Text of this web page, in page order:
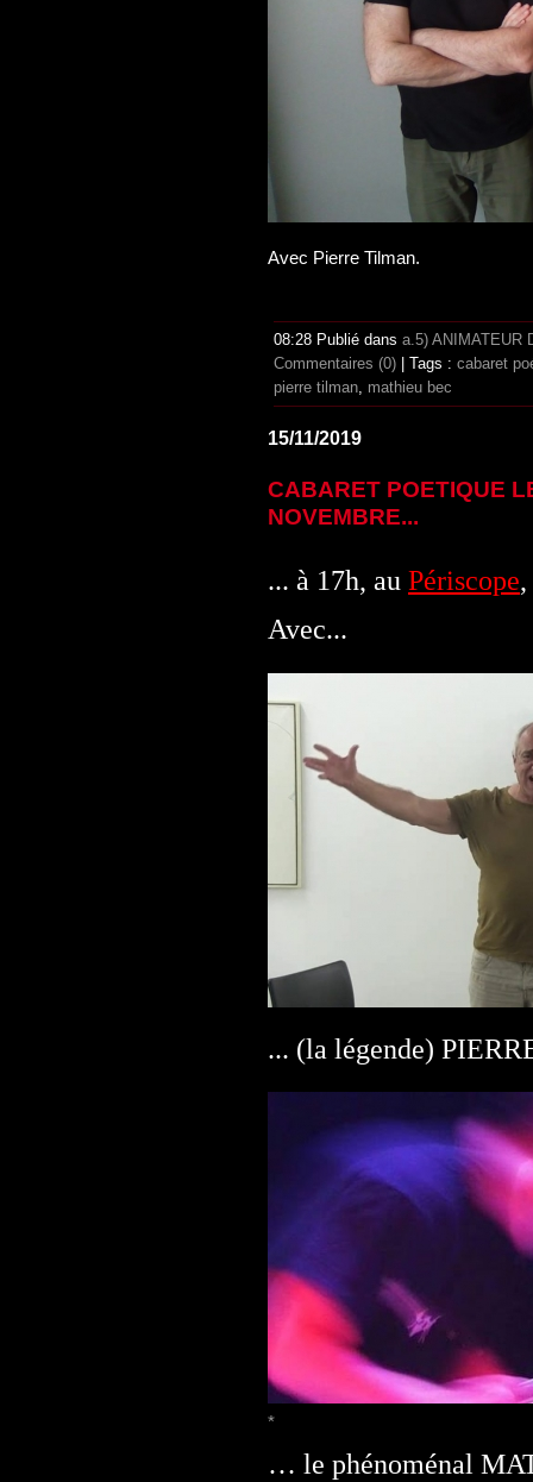
Avec Pierre Tilman.
08:28 Publié dans a.5) ANIMATEUR
Commentaires (0) | Tags : cabaret
pierre tilman, mathieu bec
15/11/2019
CABARET POETIQUE
NOVEMBRE...
... à 17h, au Périscope
Avec...
... (la légende)
*
… le phénoménal